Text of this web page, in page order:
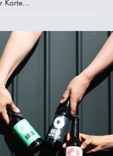
Karte...